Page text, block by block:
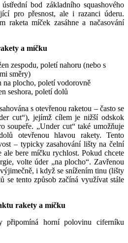
bod základního squashového
pro přesnost, ale i razanci úderu.
raketa míček zasáhne a načasování
a míčku
zespodu, poletí nahoru (nebo s
směry)
na plocho, poletí vodorovně
seshora, poletí dolů
s otevřenou raketou – často se
cut“), jejímž cílem je nižší odskok
soupeře. „Under cut“ také umožňuje
otevřenou hlavou rakety. Tento
– typicky zasahování lišty na čelní
bere míčku rychlost. Pokud chcete
volte úder „na plocho“. Zavřenou
i když se snížením tinu (lišty
se tento způsob začíná využívat stále
rakety a míčku
připomíná horní polovinu ciferníku